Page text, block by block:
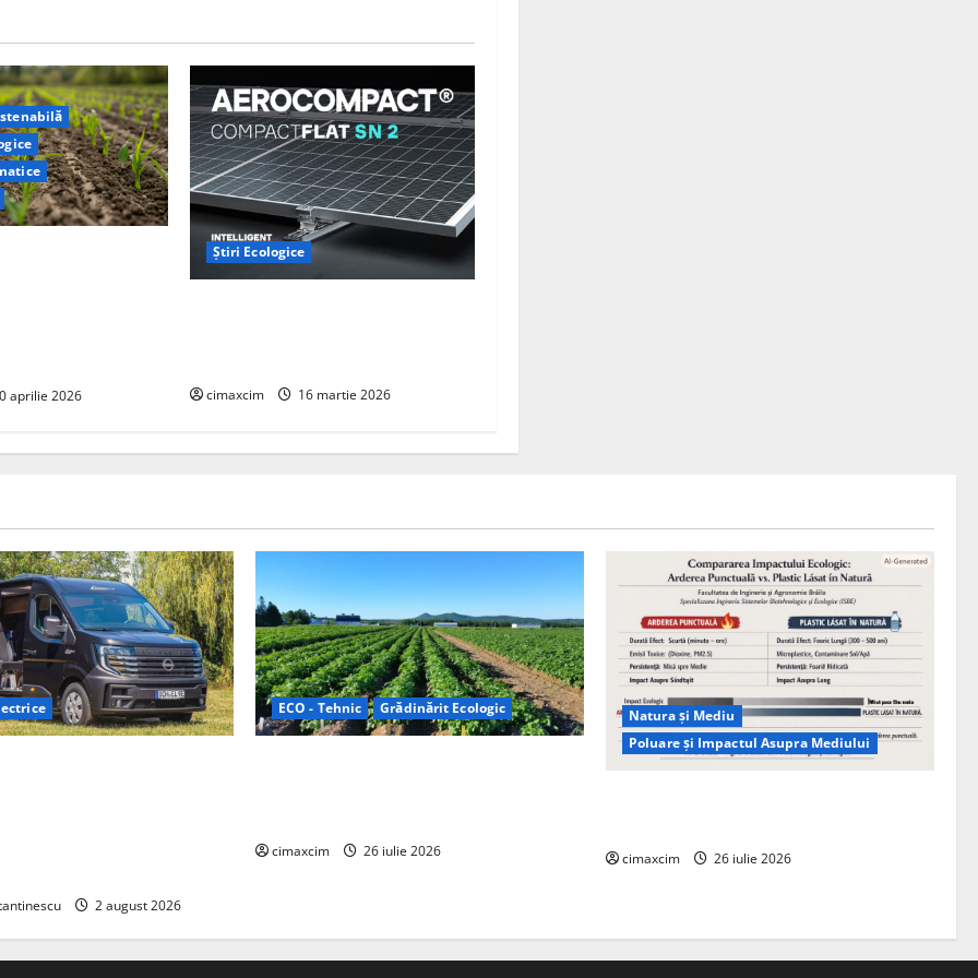
aprilie 2026
Știri Ecologice
cimaxcim 16 martie 2026
2 august 2026
ECO - Tehnic Grădinărit Ecologic
cimaxcim 26 iulie 2026
Natura și Mediu
Poluare și Impactul Asupra Mediului
cimaxcim 26 iulie 2026